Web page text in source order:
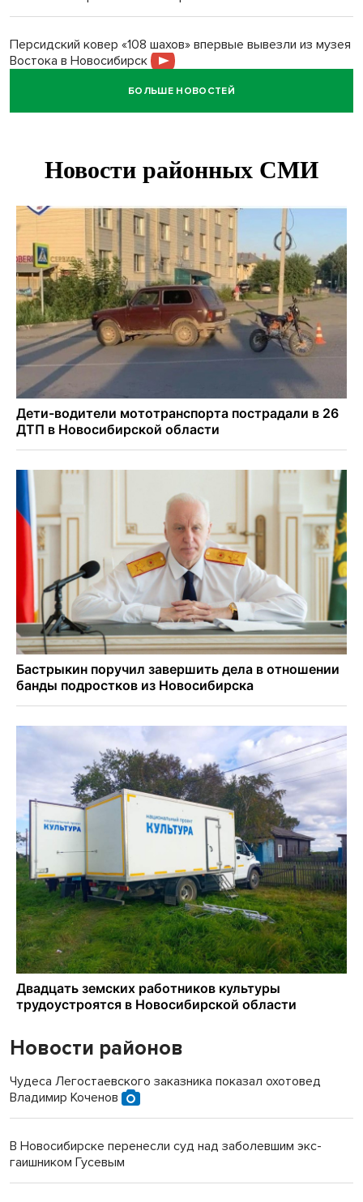
Персидский ковер «108 шахов» впервые вывезли из музея
Востока в Новосибирск
Актриса из Новосибирска Евгения Туркова сыграла мать
Трех туберкулезников под конвоем доставили в
В Новосибирске курьер на велосипеде сломал ребенку
ключицу
Условный срок получил бердский подросток за
мошенничество на 3,5 миллиона
БОЛЬШЕ НОВОСТЕЙ
Новости районов
Чудеса Легостаевского заказника показал охотовед
Владимир Коченов
В Новосибирске перенесли суд над заболевшим экс-
гаишником Гусевым